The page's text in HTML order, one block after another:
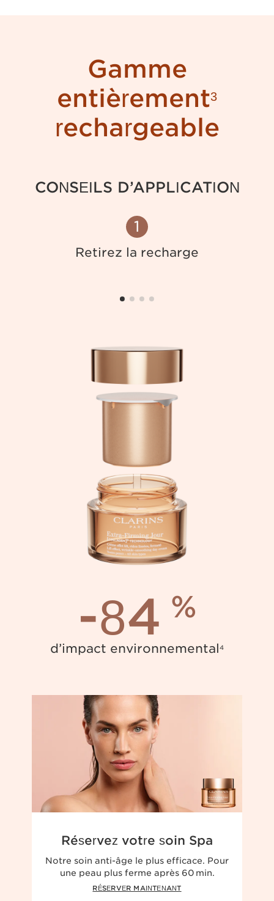
Gamme
entièrement3
rechargeable
CONSEILS D’APPLICATION
1
Retirez la recharge
-84 %
d’impact environnemental4
Réservez votre soin Spa
Notre soin anti-âge le plus efficace. Pour
une peau plus ferme après 60 min.
RÉSERVER MAINTENANT